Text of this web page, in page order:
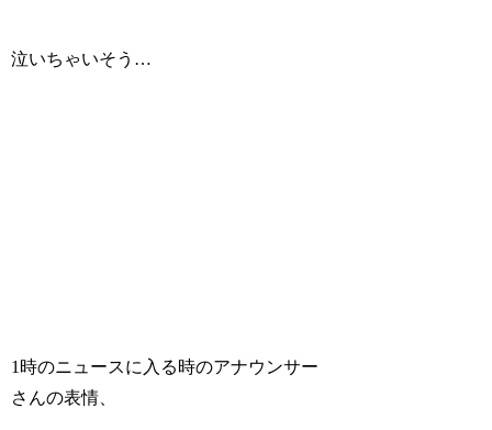
泣いちゃいそう…
1時のニュースに入る時のアナウンサー
さんの表情、